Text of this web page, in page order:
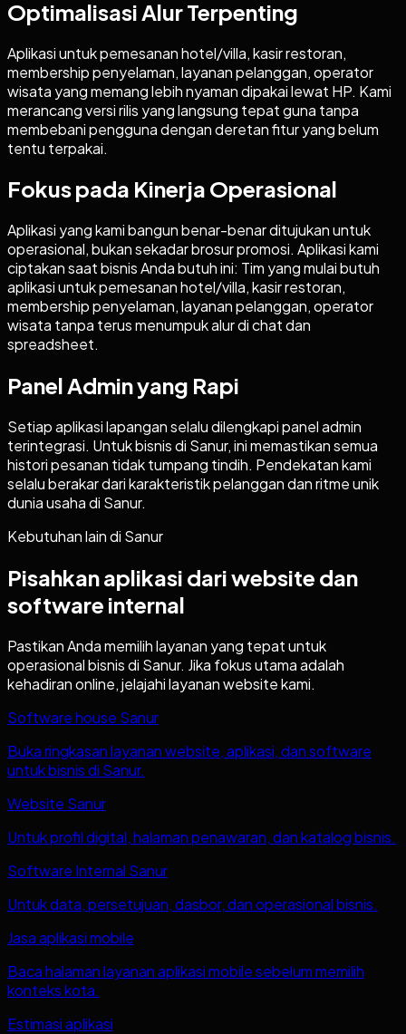
Optimalisasi Alur Terpenting
Aplikasi untuk pemesanan hotel/villa, kasir restoran,
membership penyelaman, layanan pelanggan, operator
wisata yang memang lebih nyaman dipakai lewat HP. Kami
merancang versi rilis yang langsung tepat guna tanpa
membebani pengguna dengan deretan fitur yang belum
tentu terpakai.
Fokus pada Kinerja Operasional
Aplikasi yang kami bangun benar-benar ditujukan untuk
operasional, bukan sekadar brosur promosi. Aplikasi kami
ciptakan saat bisnis Anda butuh ini: Tim yang mulai butuh
aplikasi untuk pemesanan hotel/villa, kasir restoran,
membership penyelaman, layanan pelanggan, operator
wisata tanpa terus menumpuk alur di chat dan
spreadsheet.
Panel Admin yang Rapi
Setiap aplikasi lapangan selalu dilengkapi panel admin
terintegrasi. Untuk bisnis di Sanur, ini memastikan semua
histori pesanan tidak tumpang tindih. Pendekatan kami
selalu berakar dari karakteristik pelanggan dan ritme unik
dunia usaha di Sanur.
Kebutuhan lain di Sanur
Pisahkan aplikasi dari website dan
software internal
Pastikan Anda memilih layanan yang tepat untuk
operasional bisnis di Sanur. Jika fokus utama adalah
kehadiran online, jelajahi layanan website kami.
Software house Sanur
Buka ringkasan layanan website, aplikasi, dan software
untuk bisnis di Sanur.
Website Sanur
Untuk profil digital, halaman penawaran, dan katalog bisnis.
Software Internal Sanur
Untuk data, persetujuan, dasbor, dan operasional bisnis.
Jasa aplikasi mobile
Baca halaman layanan aplikasi mobile sebelum memilih
konteks kota.
Estimasi aplikasi